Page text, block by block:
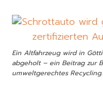
Ein Altfahrzeug wird in
abgeholt – ein Beitrag zur
umweltgerechtes Recycling.